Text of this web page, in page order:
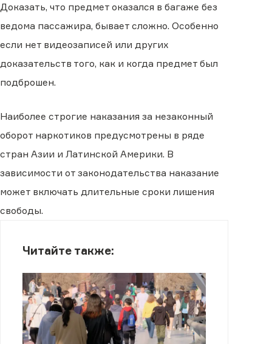
Доказать, что предмет оказался в багаже без
ведома пассажира, бывает сложно. Особенно
если нет видеозаписей или других
доказательств того, как и когда предмет был
подброшен.
Наиболее строгие наказания за незаконный
оборот наркотиков предусмотрены в ряде
стран Азии и Латинской Америки. В
зависимости от законодательства наказание
может включать длительные сроки лишения
свободы.
Читайте также: